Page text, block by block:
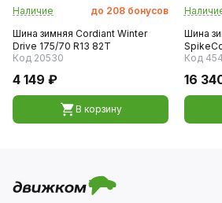
Наличие до 208 бонусов
Шина зимняя Cordiant Winter
Drive 175/70 R13 82T
Код 20530
4 149 ₽
В корзину
Шина
Код
16